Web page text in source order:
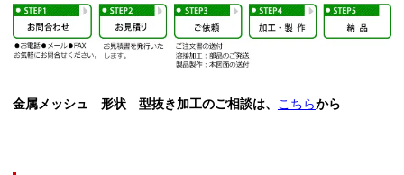
金属メッシュ 形状 型抜き加工のご相談は、 こちらから